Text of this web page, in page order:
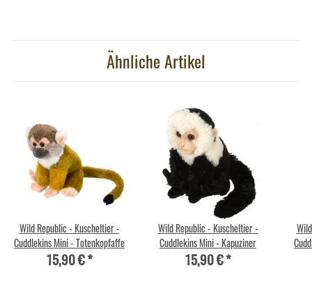
Ähnliche Artikel
Wild Republic - Kuscheltier -
Cuddlekins Mini - Totenkopfaffe
15,90 €*
Wild Republic - Kuscheltier -
Cuddlekins Mini - Kapuziner
15,90 €*